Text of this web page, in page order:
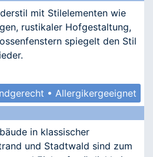
mit Stilelementen wie
rustikaler Hofgestaltung,
spiegelt den Stil
• Allergikergeeignet
in klassischer
und Stadtwald sind zum